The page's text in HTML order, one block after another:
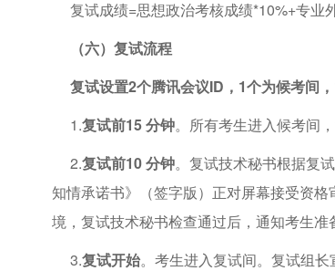
复试成绩=思想政治考核成绩*10%+专业
（六）复试流程
复试设置2个腾讯会议ID，1个为候考间，
1.复试前15 分钟。所有考生进入候考间
2.复试前10 分钟。复试技术秘书根据复
知情承诺书》（签字版）正对屏幕接受资
境，复试技术秘书检查通过后，通知考生准
3.复试开始。考生进入复试间。复试组